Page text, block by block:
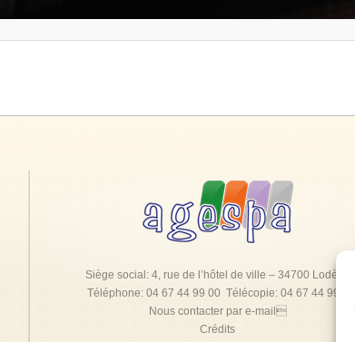
Siège social: 4, rue de l’hôtel de ville – 34700 Lodève
Téléphone: 04 67 44 99 00 Télécopie: 04 67 44 99 0
Nous contacter par e-mail
Crédits